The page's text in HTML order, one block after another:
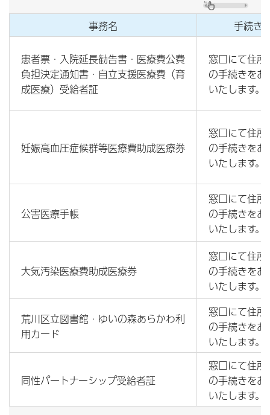
事務名 手続き
患者票・入院延長勧告書・医療費公費
負担決定通知書・自立支援医療費（育
成医療）受給者証
窓口にて住所
の手続きをお
いたします。
妊娠高血圧症候群等医療費助成医療券
窓口にて住所
の手続きをお
いたします。
公害医療手帳
窓口にて住所
の手続きをお
いたします。
大気汚染医療費助成医療券
窓口にて住所
の手続きをお
いたします。
荒川区立図書館・ゆいの森あらかわ利
用カード
窓口にて住所
の手続きをお
いたします。
同性パートナーシップ受給者証
窓口にて住所
の手続きをお
いたします。